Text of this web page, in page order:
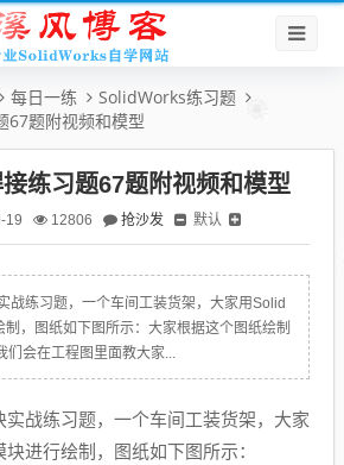
每日一练
SolidWorks练习题
67题附视频和模型
练习题67题附视频和模型
19 12806 抢沙发 默认
战练习题，一个车间工装货架，大家用Solid
，图纸如下图所示：大家根据这个图纸绘制
们会在工程图里面教大家...
实战练习题，一个车间工装货架，大家
进行绘制，图纸如下图所示：